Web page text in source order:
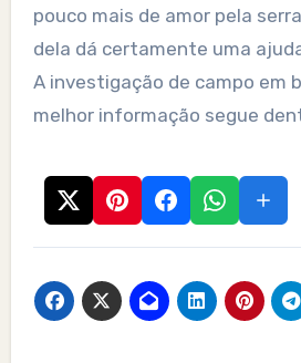
pouco mais de amor pela
dela dá certamente uma
A investigação de campo em
melhor informação segue